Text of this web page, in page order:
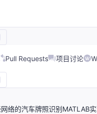
Pull Requests 项目讨论
络的汽车牌照识别MATLAB